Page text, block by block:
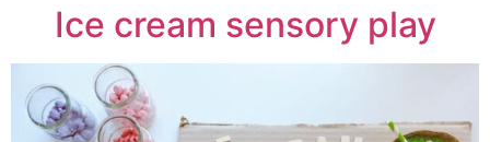
Ice cream sensory play